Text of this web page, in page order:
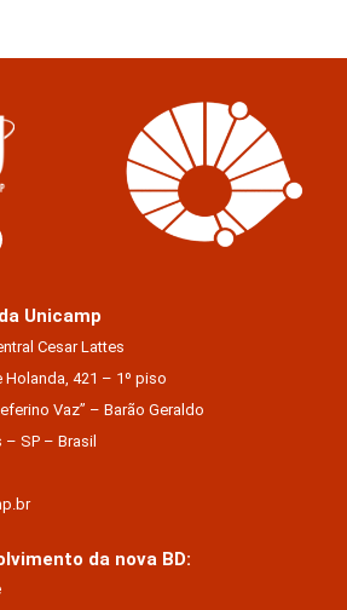
Unicamp
Cesar Lattes
Holanda, 421 – 1º piso
Vaz” – Barão Geraldo
– SP – Brasil
da nova BD: